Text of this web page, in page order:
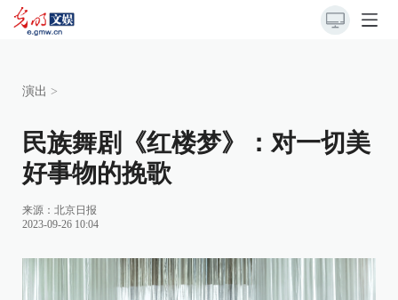
演出 >
民族舞剧《红楼梦》：对一切美
好事物的挽歌
来源： 北京日报
2023-09-26 10:04